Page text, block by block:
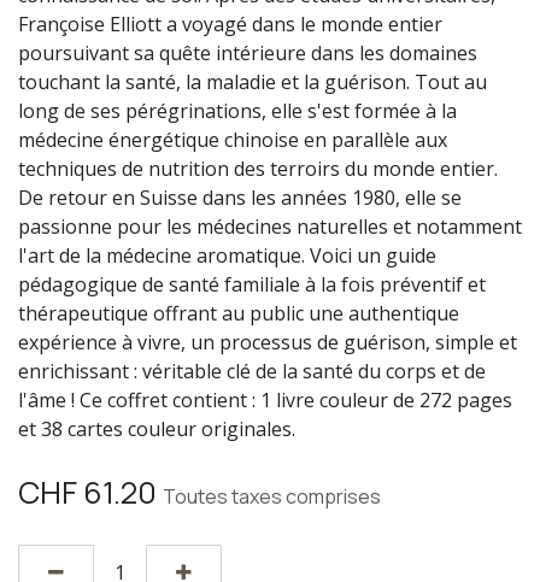
Françoise Elliott a voyagé dans le monde entier
poursuivant sa quête intérieure dans les domaines
touchant la santé, la maladie et la guérison. Tout au
long de ses pérégrinations, elle s'est formée à la
médecine énergétique chinoise en parallèle aux
techniques de nutrition des terroirs du monde entier.
De retour en Suisse dans les années 1980, elle se
passionne pour les médecines naturelles et notamment
l'art de la médecine aromatique. Voici un guide
pédagogique de santé familiale à la fois préventif et
thérapeutique offrant au public une authentique
expérience à vivre, un processus de guérison, simple et
enrichissant : véritable clé de la santé du corps et de
l'âme ! Ce coffret contient : 1 livre couleur de 272 pages
et 38 cartes couleur originales.
CHF 61.20 Toutes taxes comprises